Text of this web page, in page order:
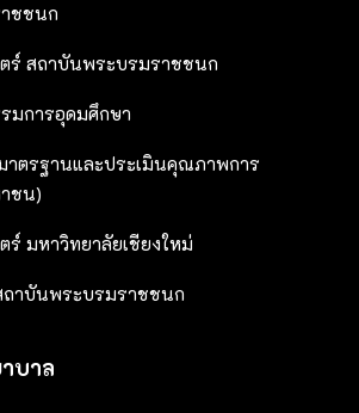
ชชนก
ร์ สถาบันพระบรมราชชนก
มการอุดมศึกษา
าตรฐานและประเมินคุณภาพการ
ชน)
มหาวิทยาลัยเชียงใหม่
ถาบันพระบรมราชชนก
บาล